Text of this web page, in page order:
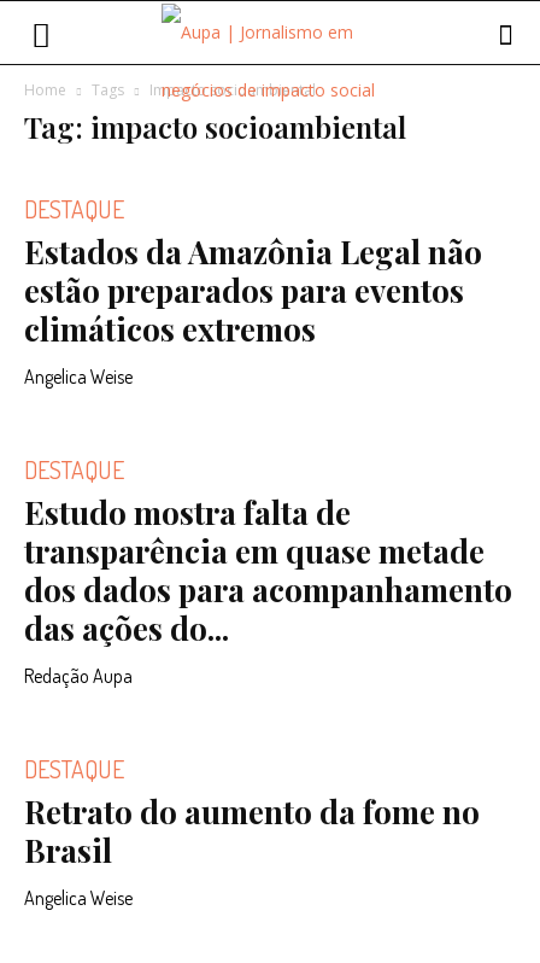
Home Tags Impacto socioambiental
Tag: impacto socioambiental
DESTAQUE
Estados da Amazônia Legal não
estão preparados para eventos
climáticos extremos
Angelica Weise
DESTAQUE
Estudo mostra falta de
transparência em quase metade
dos dados para acompanhamento
das ações do...
Redação Aupa
DESTAQUE
Retrato do aumento da fome no
Brasil
Angelica Weise